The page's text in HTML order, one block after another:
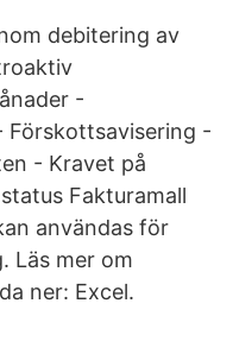
debitering av
-
Förskottsavisering -
- Kravet på
Fakturamall
användas för
Läs mer om
ner: Excel.